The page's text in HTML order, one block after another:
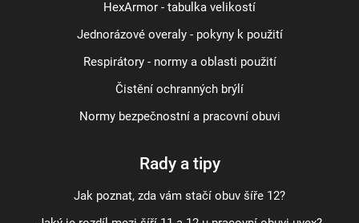
HexArmor - tabulka velikostí
Jednorázové overaly - pokyny k použití
Respirátory - normy a oblasti použití
Čistění ochranných brýlí
Normy bezpečnostní a pracovní obuvi
Rady a tipy
Jak poznat, zda vám stačí obuv šíře 12?